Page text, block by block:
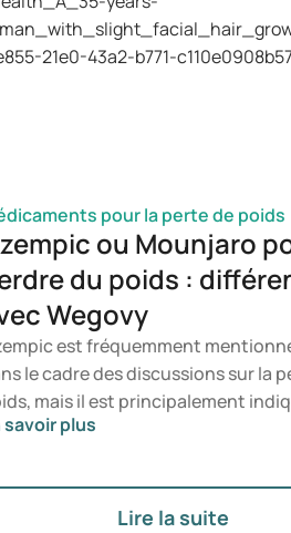
que les mécanismes de
infection à candida. Vous
moment il est opportun de
pour la perte de poids
ou Mounjaro
du poids :
Wegovy
est fréquemment
le cadre des discussions sur la
mais il est principalement
du diabète de type 2. Si
à la gestion du poids, des
tels que Mounjaro et
savoir plus
Lire la suite